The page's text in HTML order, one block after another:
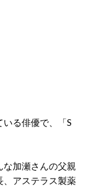
る俳優で、「S
加瀬さんの父親
、アステラス製薬